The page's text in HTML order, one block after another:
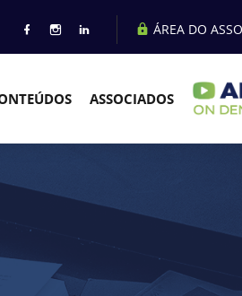
ÁREA DO
ASSOCIADOS